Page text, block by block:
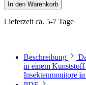
In den Warenkorb
Lieferzeit ca. 5-7 Tage
Beschreibung
in einem
Insektenmonitore